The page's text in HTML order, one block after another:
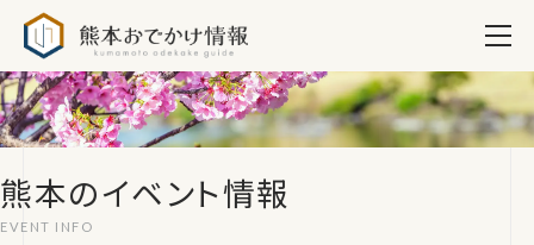
熊本のイベント情報